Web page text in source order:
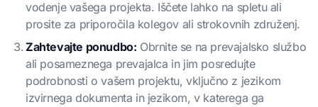
vodenje vašega projekta. Iščete lahko na spletu ali
prosite za priporočila kolegov ali strokovnih združenj.
Zahtevajte ponudbo: Obrnite se na prevajalsko službo
ali posameznega prevajalca in jim posredujte
podrobnosti o vašem projektu, vključno z jezikom
izvirnega dokumenta in jezikom, v katerega ga